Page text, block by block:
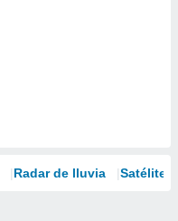
Radar de lluvia Satélites